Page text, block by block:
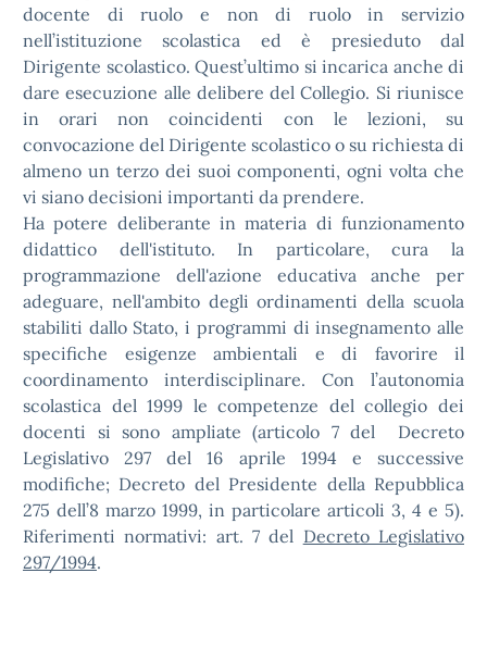
docente di ruolo e non di ruolo in servizio
nell’istituzione scolastica ed è presieduto dal
Dirigente scolastico. Quest’ultimo si incarica anche di
dare esecuzione alle delibere del Collegio. Si riunisce
in orari non coincidenti con le lezioni, su
convocazione del Dirigente scolastico o su richiesta di
almeno un terzo dei suoi componenti, ogni volta che
vi siano decisioni importanti da prendere.
Ha potere deliberante in materia di funzionamento
didattico dell'istituto. In particolare, cura la
programmazione dell'azione educativa anche per
adeguare, nell'ambito degli ordinamenti della scuola
stabiliti dallo Stato, i programmi di insegnamento alle
specifiche esigenze ambientali e di favorire il
coordinamento interdisciplinare. Con l’autonomia
scolastica del 1999 le competenze del collegio dei
docenti si sono ampliate (articolo 7 del Decreto
Legislativo 297 del 16 aprile 1994 e successive
modifiche; Decreto del Presidente della Repubblica
275 dell’8 marzo 1999, in particolare articoli 3, 4 e 5).
Riferimenti normativi: art. 7 del Decreto Legislativo
297/1994.